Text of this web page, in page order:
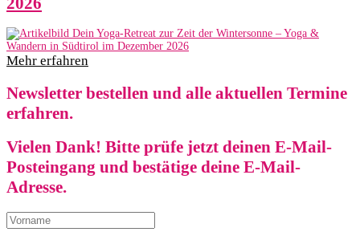
Mehr erfahren
Newsletter bestellen und alle aktuellen Termine
erfahren.
Vielen Dank! Bitte prüfe jetzt deinen E-Mail-
Posteingang und bestätige deine E-Mail-
Adresse.